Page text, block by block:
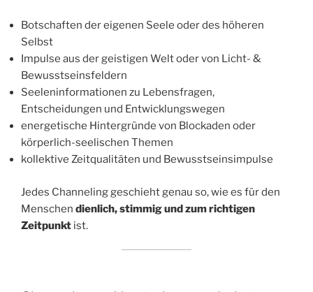
Botschaften der eigenen Seele oder des höheren
Selbst
Impulse aus der geistigen Welt oder von Licht- &
Bewusstseinsfeldern
Seeleninformationen zu Lebensfragen,
Entscheidungen und Entwicklungswegen
energetische Hintergründe von Blockaden oder
körperlich-seelischen Themen
kollektive Zeitqualitäten und Bewusstseinsimpulse
Jedes Channeling geschieht genau so, wie es für den
Menschen dienlich, stimmig und zum richtigen
Zeitpunkt ist.